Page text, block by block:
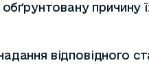
причину
відповідного